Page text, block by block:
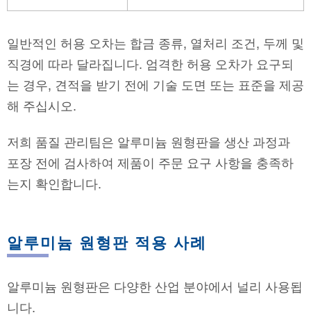
일반적인 허용 오차는 합금 종류, 열처리 조건, 두께 및
직경에 따라 달라집니다. 엄격한 허용 오차가 요구되
는 경우, 견적을 받기 전에 기술 도면 또는 표준을 제공
해 주십시오.
저희 품질 관리팀은 알루미늄 원형판을 생산 과정과
포장 전에 검사하여 제품이 주문 요구 사항을 충족하
는지 확인합니다.
알루미늄 원형판 적용 사례
알루미늄 원형판은 다양한 산업 분야에서 널리 사용됩
니다.